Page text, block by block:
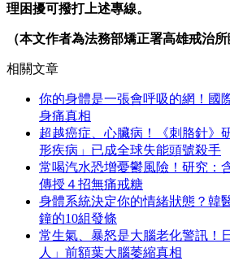
理困擾可撥打上述專線。
（本文作者為法務部矯正署高雄戒治所
相關文章
你的身體是一張會呼吸的網！國
身痛真相
超越癌症、心臟病！《刺胳針》
形疾病」已成全球失能頭號殺手
常喝汽水恐增憂鬱風險！研究：
傳授４招無痛戒糖
身體系統決定你的情緒狀態？韓
鐘的10組發條
常生氣、暴怒是大腦老化警訊！
人」前額葉大腦萎縮真相